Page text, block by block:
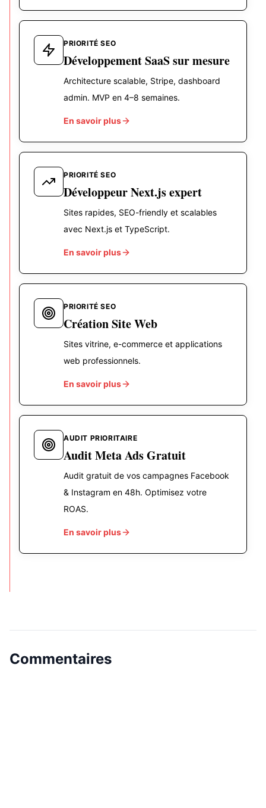
PRIORITÉ SEO
Développement SaaS sur mesure
Architecture scalable, Stripe, dashboard
admin. MVP en 4–8 semaines.
En savoir plus
PRIORITÉ SEO
Développeur Next.js expert
Sites rapides, SEO-friendly et scalables
avec Next.js et TypeScript.
En savoir plus
PRIORITÉ SEO
Création Site Web
Sites vitrine, e-commerce et applications
web professionnels.
En savoir plus
AUDIT PRIORITAIRE
Audit Meta Ads Gratuit
Audit gratuit de vos campagnes Facebook
& Instagram en 48h. Optimisez votre
ROAS.
En savoir plus
Commentaires